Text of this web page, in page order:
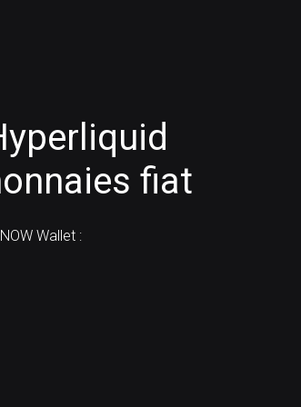
fiat
Wallet :